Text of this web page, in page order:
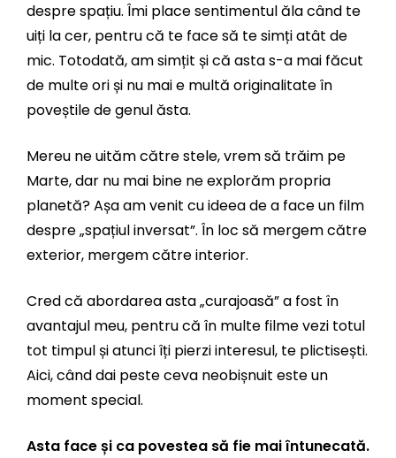
despre spațiu. Îmi place sentimentul ăla când te
uiți la cer, pentru că te face să te simți atât de
mic. Totodată, am simțit și că asta s-a mai făcut
de multe ori și nu mai e multă originalitate în
poveștile de genul ăsta.
Mereu ne uităm către stele, vrem să trăim pe
Marte, dar nu mai bine ne explorăm propria
planetă? Așa am venit cu ideea de a face un film
despre „spațiul inversat”. În loc să mergem către
exterior, mergem către interior.
Cred că abordarea asta „curajoasă” a fost în
avantajul meu, pentru că în multe filme vezi totul
tot timpul și atunci îți pierzi interesul, te plictisești.
Aici, când dai peste ceva neobișnuit este un
moment special.
Asta face și ca povestea să fie mai întunecată.